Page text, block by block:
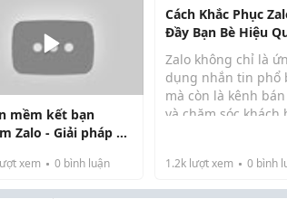
thành viên, đúng
...
mềm kết bạn
Zalo - Giải pháp tự
tiềm năng nhanh
xem 0 bình luận
Cách Khắc Phục
Đầy Bạn Bè Hiệu
Zalo Kết Bạn Tối Đa
Nhiêu Người
Zalo không chỉ là
dụng nhắn tin phổ
mà còn là kênh
và chăm sóc khách
Việc xây dựng danh
bạn bè lớn trên
1.2klượt xem 0bình